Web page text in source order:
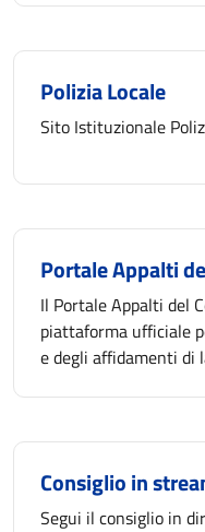
Polizia Locale
Sito Istituzionale
Portale Appalti
Il Portale Appalti del
piattaforma ufficiale
e degli affidamenti di
Consiglio in
Segui il consiglio in